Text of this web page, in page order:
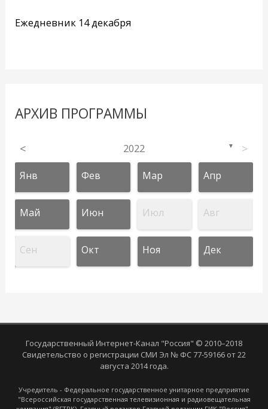
Ежедневник 14 декабря
АРХИВ ПРОГРАММЫ
< 2022 ▼ >
Янв Фев Мар Апр
Май Июн Июл Авг
Сен Окт Ноя Дек
Государственный Интернет-Канал "Россия" © 2010–2018
Свидетельство о регистрации СМИ Эл № ФС 77-59166 от 22
августа 2014 года.
Учредитель - Федеральное государственное унитарное предприятие
"Всероссийская государственная телевизионная и радиовещательная